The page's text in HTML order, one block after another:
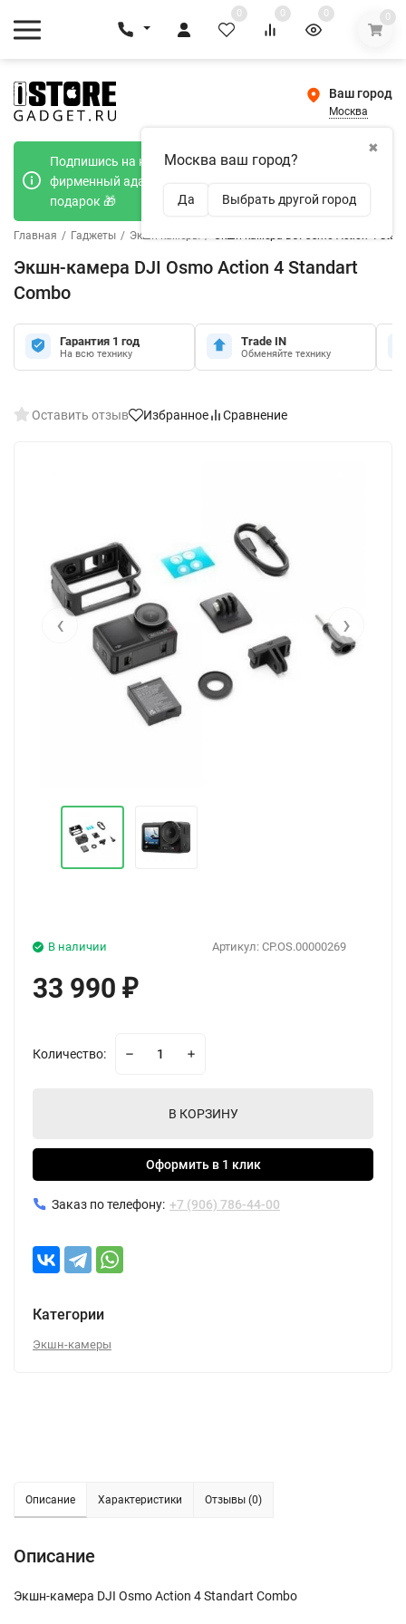
0 0 0 0
Ваш город
Москва
✖
Москва ваш город?
Да Выбрать другой город
Подпишись на наш телеграмм канал и получи
фирменный адаптер Type-C 20W при покупке в
подарок 🎁
Главная / Гаджеты / Экшн-камеры / Экшн-камера DJI Osmo Action 4
Экшн-камера DJI Osmo Action 4 Standart
Combo
Гарантия 1 год
На всю технику
Trade IN
Обменяйте технику
Оставить отзыв Избранное Сравнение
‹ ›
Артикул: CP.OS.00000269
В наличии
33 990 ₽
Количество:
В КОРЗИНУ
Оформить в 1 клик
Заказ по телефону: +7 (906) 786-44-00
Категории
Экшн-камеры
Описание Характеристики Отзывы (0)
Описание
Экшн-камера DJI Osmo Action 4 Standart Combo